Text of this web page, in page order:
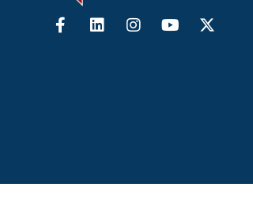
Facebook-
f
LinkedinInstagram
twitter